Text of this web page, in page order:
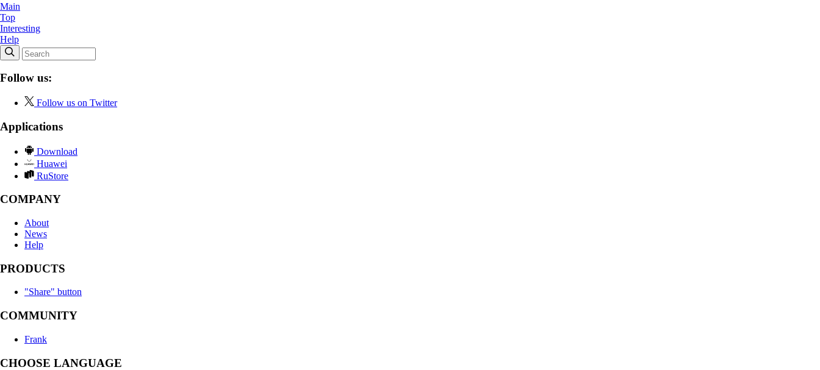
Main
Top
Interesting
Help
Follow us:
Follow us on Twitter
Applications
Download
Huawei
RuStore
COMPANY
About
News
Help
PRODUCTS
"Share" button
COMMUNITY
Frank
CHOOSE LANGUAGE